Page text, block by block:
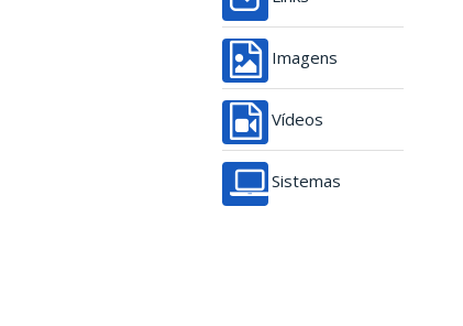
Imagens
Vídeos
Sistemas